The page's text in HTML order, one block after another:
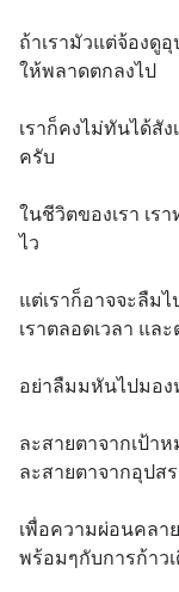
ถ้าเรามัวแต่จ้องดู
ให้พลาดตกลงไป
เราก็คงไม่ทันได้สั
ครับ
ในชีวิตของเรา เร
ไว
แต่เราก็อาจจะลืม
เราตลอดเวลา แล
อย่าลืมมหันไปมอง
ละสายตาจากเป้าห
ละสายตาจากอุปส
เพื่อความผ่อนคลา
พร้อมๆกับการก้าว